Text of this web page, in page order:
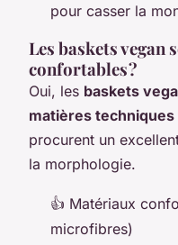
pour casser la
Les baskets
confortables ?
Oui, les baskets
matières techniques
procurent un
la morphologie.
👍 Matériaux
microfibres)